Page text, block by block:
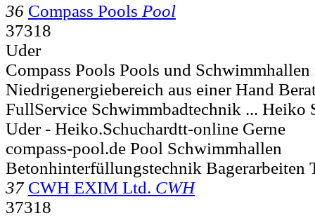
36 Compass Pools Pool
37318
Uder
Compass Pools Pools und Schwimmhallen
Niedrigenergiebereich aus einer Hand
FullService Schwimmbadtechnik ... Heiko
Uder - Heiko.Schuchardtt-online Gerne
compass-pool.de Pool Schwimmhallen
Betonhinterfüllungstechnik Bagerarbeiten
37 CWH EXIM Ltd. CWH
37318